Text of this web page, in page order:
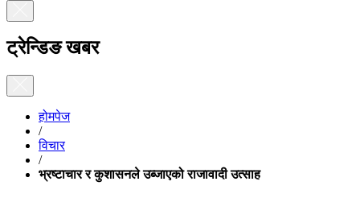
ट्रेन्डिङ खबर
होमपेज
/
विचार
/
भ्रष्टाचार र कुशासनले उब्जाएको राजावादी उत्साह